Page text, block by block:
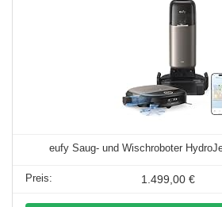
eufy Saug- und Wischroboter
1.499,00 €